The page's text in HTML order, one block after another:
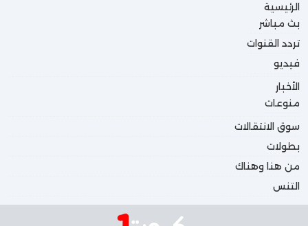
الرئيسية
بث مباشر
تردد القنوات
فيديو
الأخبار
منوعات
سوق الانتقالات
بطولات
من هنا وهناك
التنس